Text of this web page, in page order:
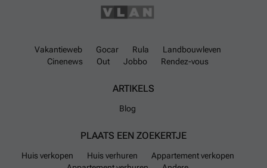
Vakantieweb Gocar Rula
Landbouwleven
Cinenews
Out Jobbo Rendez-vous
ARTIKELS
Blog
PLAATS EEN ZOEKERTJE
Huis verkopen Huis verhuren
Appartement verkopen